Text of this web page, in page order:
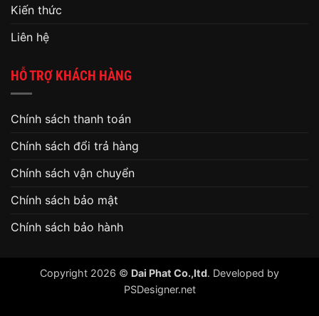
Kiến thức
Liên hệ
HỖ TRỢ KHÁCH HÀNG
Chính sách thanh toán
Chính sách đổi trả hàng
Chính sách vận chuyển
Chính sách bảo mật
Chính sách bảo hành
Copyright 2026 © Dai Phat Co.,ltd. Developed by
PSDesigner.net